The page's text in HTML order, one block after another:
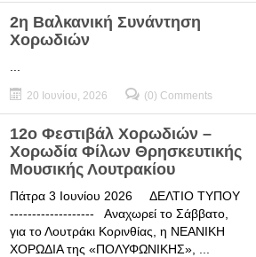
2η Βαλκανική Συνάντηση
Χορωδιών
20 Ιουνίου, 2026 (0) Comments
12ο Φεστιβάλ Χορωδιών –
Χορωδία Φίλων Θρησκευτικής
Μουσικής Λουτρακίου
Πάτρα 3 Ιουνίου 2026 ΔΕΛΤΙΟ ΤΥΠΟΥ
------------------- Αναχωρεί το Σάββατο,
για το Λουτράκι Κορινθίας, η ΝΕΑΝΙΚΗ
ΧΟΡΩΔΙΑ της «ΠΟΛΥΦΩΝΙΚΗΣ», ...